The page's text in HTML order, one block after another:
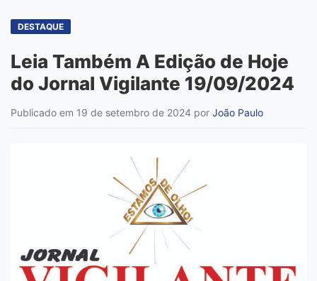
DESTAQUE
Leia Também A Edição de Hoje
do Jornal Vigilante 19/09/2024
Publicado em 19 de setembro de 2024 por João Paulo